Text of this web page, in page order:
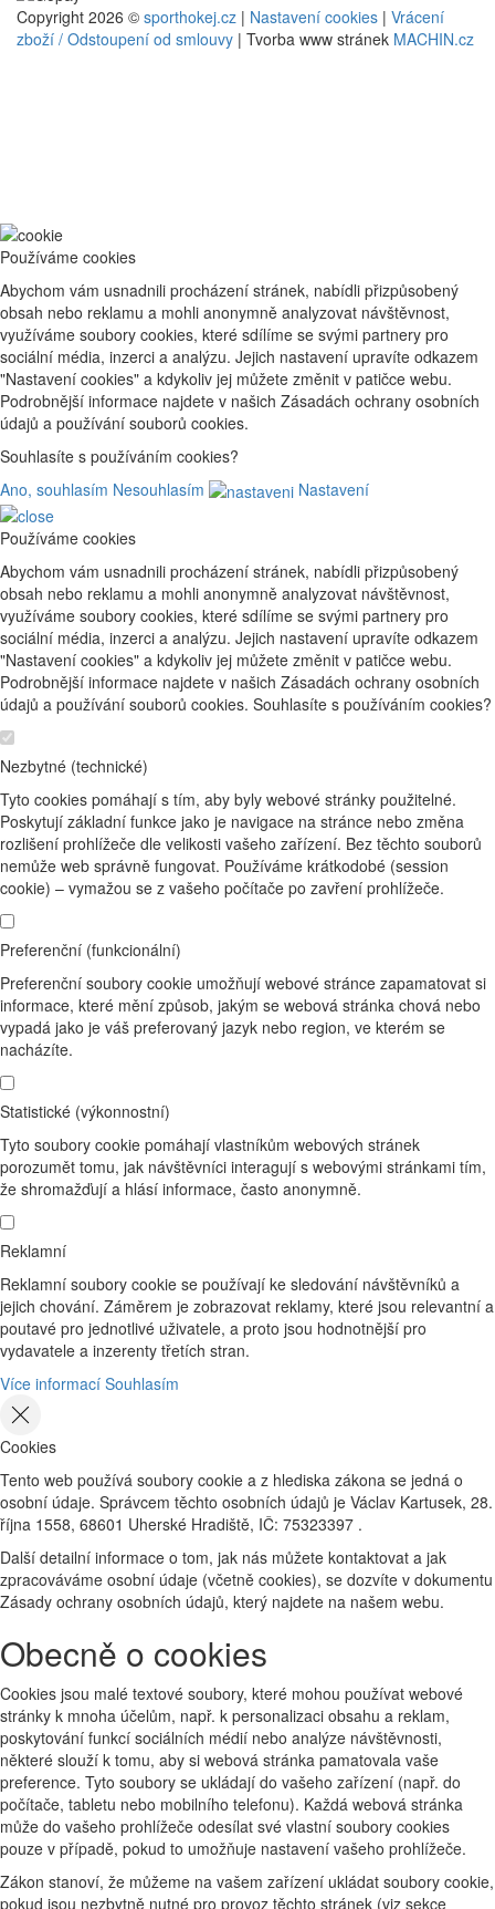
Copyright 2026 © sporthokej.cz | Nastavení cookies | Vrácení
zboží / Odstoupení od smlouvy | Tvorba www stránek MACHIN.cz
Používáme cookies
Abychom vám usnadnili procházení stránek, nabídli přizpůsobený
obsah nebo reklamu a mohli anonymně analyzovat návštěvnost,
využíváme soubory cookies, které sdílíme se svými partnery pro
sociální média, inzerci a analýzu. Jejich nastavení upravíte odkazem
"Nastavení cookies" a kdykoliv jej můžete změnit v patičce webu.
Podrobnější informace najdete v našich Zásadách ochrany osobních
údajů a používání souborů cookies.
Souhlasíte s používáním cookies?
Ano, souhlasím Nesouhlasím Nastavení
Používáme cookies
Abychom vám usnadnili procházení stránek, nabídli přizpůsobený
obsah nebo reklamu a mohli anonymně analyzovat návštěvnost,
využíváme soubory cookies, které sdílíme se svými partnery pro
sociální média, inzerci a analýzu. Jejich nastavení upravíte odkazem
"Nastavení cookies" a kdykoliv jej můžete změnit v patičce webu.
Podrobnější informace najdete v našich Zásadách ochrany osobních
údajů a používání souborů cookies. Souhlasíte s používáním cookies?
Nezbytné (technické)
Tyto cookies pomáhají s tím, aby byly webové stránky použitelné.
Poskytují základní funkce jako je navigace na stránce nebo změna
rozlišení prohlížeče dle velikosti vašeho zařízení. Bez těchto souborů
nemůže web správně fungovat. Používáme krátkodobé (session
cookie) – vymažou se z vašeho počítače po zavření prohlížeče.
Preferenční (funkcionální)
Preferenční soubory cookie umožňují webové stránce zapamatovat si
informace, které mění způsob, jakým se webová stránka chová nebo
vypadá jako je váš preferovaný jazyk nebo region, ve kterém se
nacházíte.
Statistické (výkonnostní)
Tyto soubory cookie pomáhají vlastníkům webových stránek
porozumět tomu, jak návštěvníci interagují s webovými stránkami tím,
že shromažďují a hlásí informace, často anonymně.
Reklamní
Reklamní soubory cookie se používají ke sledování návštěvníků a
jejich chování. Záměrem je zobrazovat reklamy, které jsou relevantní a
poutavé pro jednotlivé uživatele, a proto jsou hodnotnější pro
vydavatele a inzerenty třetích stran.
Více informací Souhlasím
Cookies
Tento web používá soubory cookie a z hlediska zákona se jedná o
osobní údaje. Správcem těchto osobních údajů je Václav Kartusek, 28.
října 1558, 68601 Uherské Hradiště, IČ: 75323397 .
Další detailní informace o tom, jak nás můžete kontaktovat a jak
zpracováváme osobní údaje (včetně cookies), se dozvíte v dokumentu
Zásady ochrany osobních údajů, který najdete na našem webu.
Obecně o cookies
Cookies jsou malé textové soubory, které mohou používat webové
stránky k mnoha účelům, např. k personalizaci obsahu a reklam,
poskytování funkcí sociálních médií nebo analýze návštěvnosti,
některé slouží k tomu, aby si webová stránka pamatovala vaše
preference. Tyto soubory se ukládají do vašeho zařízení (např. do
počítače, tabletu nebo mobilního telefonu). Každá webová stránka
může do vašeho prohlížeče odesílat své vlastní soubory cookies
pouze v případě, pokud to umožňuje nastavení vašeho prohlížeče.
Zákon stanoví, že můžeme na vašem zařízení ukládat soubory cookie,
pokud jsou nezbytně nutné pro provoz těchto stránek (viz sekce